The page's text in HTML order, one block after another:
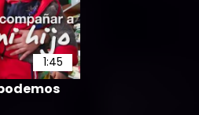
1:45